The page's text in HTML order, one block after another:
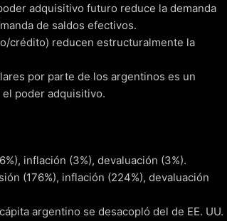
adquisitivo futuro reduce la demanda
de saldos efectivos.
crédito) reducen estructuralmente la
por parte de los argentinos es un
poder adquisitivo.
inflación (3%), devaluación (3%).
(176%), inflación (224%), devaluación
argentino se desacopló del de EE. UU.